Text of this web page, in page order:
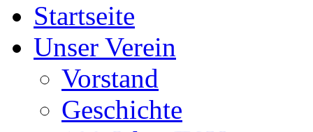
Startseite
Unser Verein
Vorstand
Geschichte